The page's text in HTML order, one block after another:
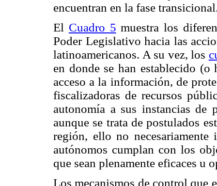
encuentran en la fase
El Cuadro 5 muestra los
Poder Legislativo hacia las
latinoamericanos. A su vez, los
en donde se han establecido (o
acceso a la información, de
fiscalizadoras de recursos
autonomía a sus instancias de
aunque se trata de postulados
región, ello no
autónomos cumplan con los
que sean plenamente eficaces u
Los mecanismos de control que